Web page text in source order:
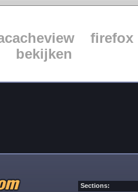
firefox
bekijken
Sections: